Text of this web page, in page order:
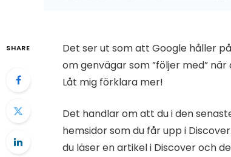
SHARE
Det ser ut som att Google håller
om genvägar som ”följer med”
Låt mig förklara mer!
Det handlar om att du i den
hemsidor som du får upp i
du läser en artikel i Discover och